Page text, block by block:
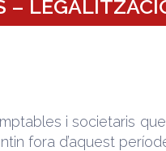
–
i societaris
fora d’aquest